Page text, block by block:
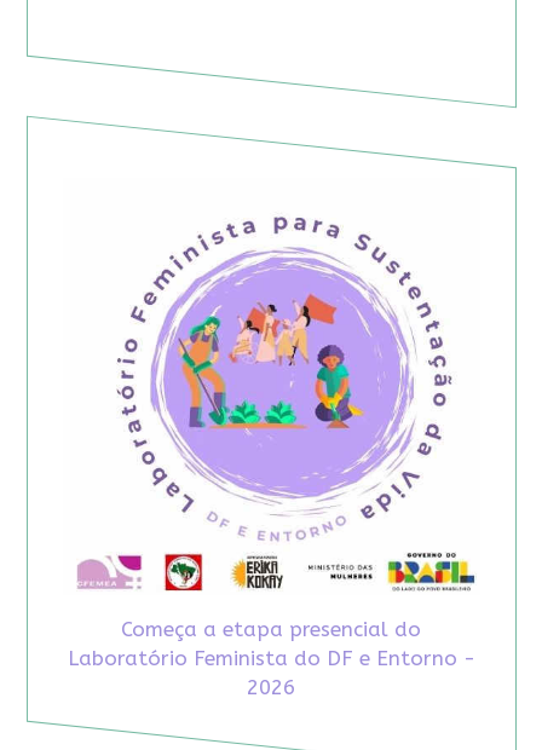
Começa a etapa presencial do
Laboratório Feminista do DF e Entorno -
2026